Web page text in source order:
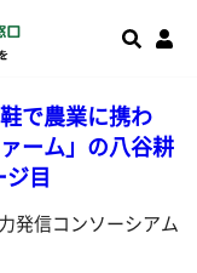
で農業に携わ
ーム」の八谷耕
目
発信コンソーシアム